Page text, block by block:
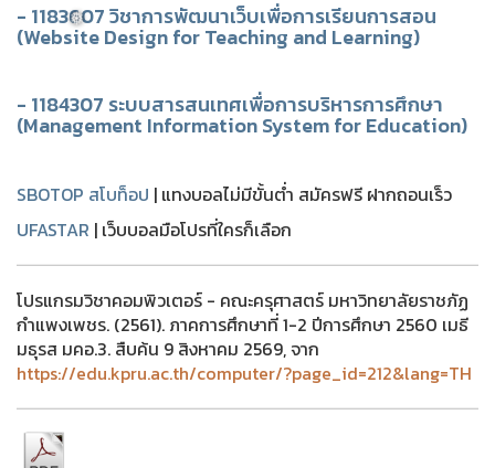
- 1183607 วิชาการพัฒนาเว็บเพื่อการเรียนการสอน
(Website Design for Teaching and Learning)
- 1184307 ระบบสารสนเทศเพื่อการบริหารการศึกษา
(Management Information System for Education)
SBOTOP สโบท็อป | แทงบอลไม่มีขั้นต่ำ สมัครฟรี ฝากถอนเร็ว
UFASTAR | เว็บบอลมือโปรที่ใครก็เลือก
โปรแกรมวิชาคอมพิวเตอร์ - คณะครุศาสตร์ มหาวิทยาลัยราชภัฏ
กำแพงเพชร. (2561). ภาคการศึกษาที่ 1-2 ปีการศึกษา 2560 เมธี
มธุรส มคอ.3. สืบค้น 9 สิงหาคม 2569, จาก
https://edu.kpru.ac.th/computer/?page_id=212&lang=TH